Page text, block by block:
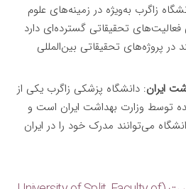
زاگرب به‌ویژه در زمینه‌های علوم
فعالیت‌های تحقیقاتی گسترده‌ای دارد
در پروژه‌های تحقیقاتی بین‌المللی
ایران: دانشگاه پزشکی زاگرب یکی از
توسط وزارت بهداشت ایران است و
می‌توانند مدرک خود را در ایران